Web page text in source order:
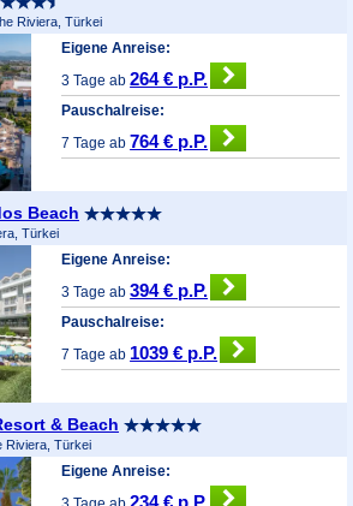
Riviera, Türkei
Eigene Anreise:
3 Tage ab264 € p.P.
Pauschalreise:
7 Tage ab 764 € p.P.
Beach
Türkei
Eigene Anreise:
3 Tage ab394 € p.P.
Pauschalreise:
7 Tage ab 1039 € p.P.
& Beach
Riviera, Türkei
Eigene Anreise:
234 € p.P.